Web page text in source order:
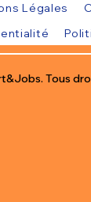
Tous
Légales